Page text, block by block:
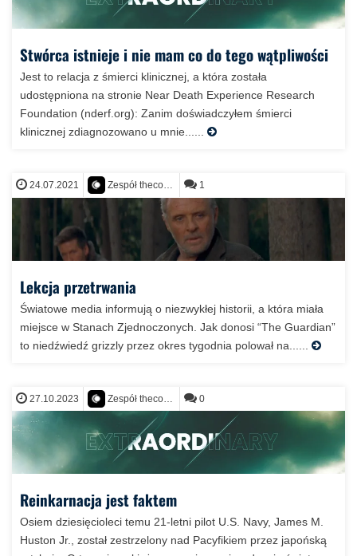
Stwórca istnieje i nie mam co do tego wątpliwości
Jest to relacja z śmierci klinicznej, a która została
udostępniona na stronie Near Death Experience Research
Foundation (nderf.org): Zanim doświadczyłem śmierci
klinicznej zdiagnozowano u mnie......
24.07.2021 Zespół thecontact.org 1
Lekcja przetrwania
Światowe media informują o niezwykłej historii, a która miała
miejsce w Stanach Zjednoczonych. Jak donosi “The Guardian”
to niedźwiedź grizzly przez okres tygodnia polował na......
27.10.2023 Zespół thecontact.org 0
Reinkarnacja jest faktem
Osiem dziesięcioleci temu 21-letni pilot U.S. Navy, James M.
Huston Jr., został zestrzelony nad Pacyfikiem przez japońską